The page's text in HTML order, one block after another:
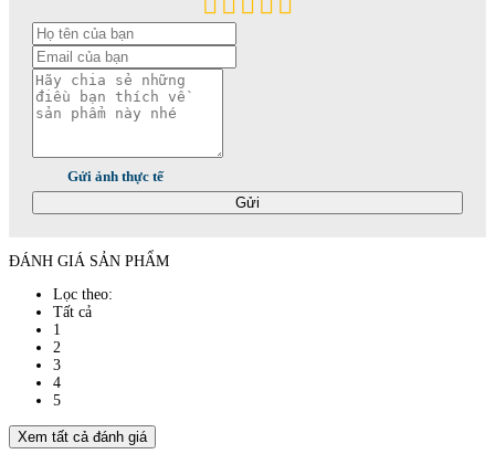
Gửi ảnh thực tế
Gửi
ĐÁNH GIÁ SẢN PHẨM
Lọc theo:
Tất cả
1
2
3
4
5
Xem tất cả đánh giá